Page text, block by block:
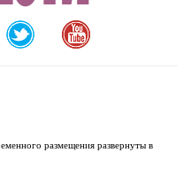
размещения развернуты в